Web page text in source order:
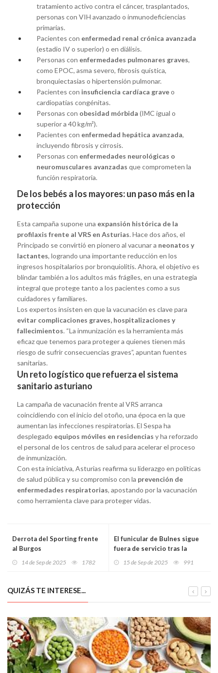
tratamiento activo contra el cáncer, trasplantados,
personas con VIH avanzado o inmunodeficiencias
primarias.
Pacientes con enfermedad renal crónica avanzada
(estadio IV o superior) o en diálisis.
Personas con enfermedades pulmonares graves,
como EPOC, asma severo, fibrosis quística,
bronquiectasias o hipertensión pulmonar.
Pacientes con insuficiencia cardíaca graveo
cardiopatías congénitas.
Personas con obesidad mórbida (IMC igual o
superior a 40 kg/m²).
Pacientes con enfermedad hepática avanzada,
incluyendo fibrosis y cirrosis.
Personas con enfermedades neurológicas o
neuromusculares avanzadas que comprometen la
función respiratoria.
De los bebés a los mayores: un paso más en la
protección
Esta campaña supone una expansión histórica de la
profilaxis frente al VRS en Asturias. Hace dos años, el
Principado se convirtió en pionero al vacunar a neonatos y
lactantes, logrando una importante reducción en los
ingresos hospitalarios por bronquiolitis. Ahora, el objetivo es
blindar también a los adultos más frágiles, en una estrategia
integral que protege tanto a los pacientes como a sus
cuidadores y familiares.
Los expertos insisten en que la vacunación es clave para
evitar complicaciones graves, hospitalizaciones y
fallecimientos. “La inmunización es la herramienta más
eficaz que tenemos para proteger a quienes tienen más
riesgo de sufrir consecuencias graves”, apuntan fuentes
sanitarias.
Un reto logístico que refuerza el sistema
sanitario asturiano
La campaña de vacunación frente al VRS arranca
coincidiendo con el inicio del otoño, una época en la que
aumentan las infecciones respiratorias. El Sespa ha
desplegado equipos móviles en residencias y ha reforzado
el personal de los centros de salud para acelerar el proceso
de inmunización.
Con esta iniciativa, Asturias reafirma su liderazgo en políticas
de salud pública y su compromiso con la prevención de
enfermedades respiratorias, apostando por la vacunación
como herramienta clave para proteger vidas.
Derrota del Sporting frente
al Burgos
14 de Sep de 2025 1782
El funicular de Bulnes sigue
fuera de servicio tras la
15 de Sep de 2025 991
QUIZÁS TE INTERESE...